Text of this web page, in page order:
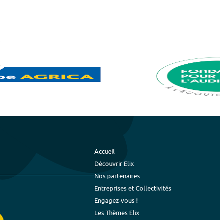
Accueil
Découvrir Elix
Nos partenaires
Entreprises et Collectivités
Engagez-vous !
Les Thèmes Elix